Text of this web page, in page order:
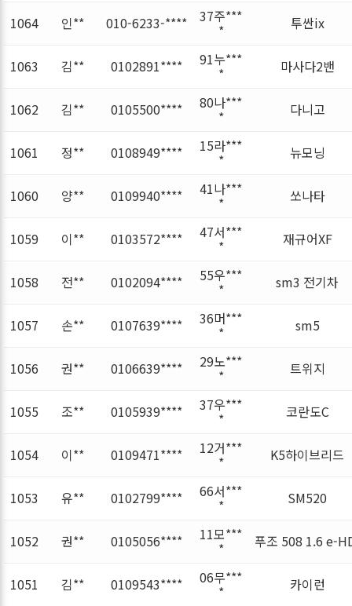
1064 인** 010-6233-**** 37주***
* 투싼ix
1063 김** 0102891**** 91누***
* 마사다2밴
1062 김** 0105500**** 80나***
* 다니고
1061 정** 0108949**** 15라***
* 뉴모닝
1060 양** 0109940**** 41나***
* 쏘나타
1059 이** 0103572**** 47서***
* 재규어XF
1058 전** 0102094**** 55우***
* sm3 전기차
1057 손** 0107639**** 36머***
* sm5
1056 권** 0106639**** 29노***
* 트위지
1055 조** 0105939**** 37우***
* 코란도C
1054 이** 0109471**** 12거***
* K5하이브리드
1053 유** 0102799**** 66서***
* SM520
1052 권** 0105056**** 11모***
* 푸조 508 1.6 e-
1051 김** 0109543**** 06무***
* 카이런